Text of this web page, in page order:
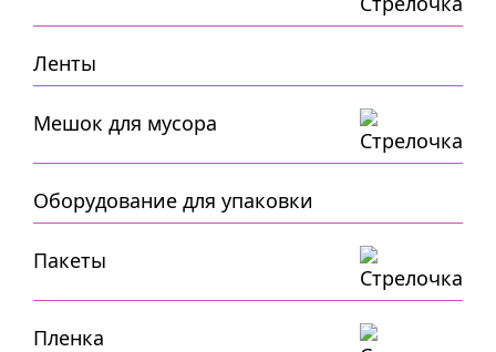
Ленты
Мешок для мусора
Оборудование для упаковки
Пакеты
Пленка